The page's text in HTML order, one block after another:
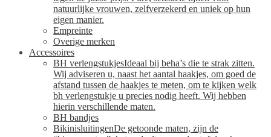
natuurlijke vrouwen, zelfverzekerd en uniek op hun
eigen manier.
Empreinte
Overige merken
Accessoires
BH verlengstukjesIdeaal bij beha’s die te strak zitten.
Wij adviseren u, naast het aantal haakjes, om goed de
afstand tussen de haakjes te meten, om te kijken welk
bh verlengstukje u precies nodig heeft. Wij hebben
hierin verschillende maten.
BH bandjes
BikinisluitingenDe getoonde maten, zijn de